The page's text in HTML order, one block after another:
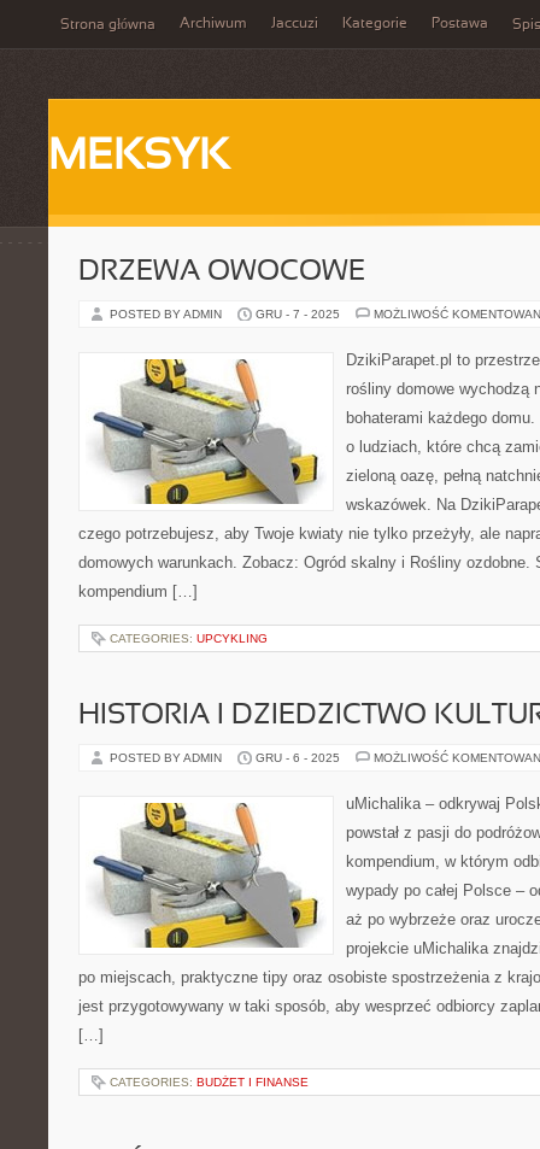
Strona główna Archiwum Jaccuzi Kategorie Postawa
MEKSYK
DRZEWA OWOCOWE
POSTED BY ADMIN GRU - 7 - 2025 MOŻLIWOŚĆ
DzikiParapet.pl to
rośliny domowe wychodzą
bohaterami każdego
o ludziach, które chcą
zieloną oazę, pełną
wskazówek. Na
czego potrzebujesz, aby Twoje kwiaty nie tylko przeżyły, ale
domowych warunkach. Zobacz: Ogród skalny i Rośliny ozdobne.
kompendium […]
CATEGORIES: UPCYKLING
HISTORIA I DZIEDZICTWO
POSTED BY ADMIN GRU - 6 - 2025 MOŻLIWOŚĆ
uMichalika – odkrywaj
powstał z pasji do
kompendium, w którym
wypady po całej Polsce –
aż po wybrzeże oraz
projekcie uMichalika
po miejscach, praktyczne tipy oraz osobiste spostrzeżenia z
jest przygotowywany w taki sposób, aby wesprzeć odbiorcy
[…]
CATEGORIES: BUDŻET I FINANSE